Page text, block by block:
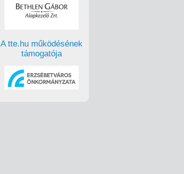
A tte.hu működésének
támogatója